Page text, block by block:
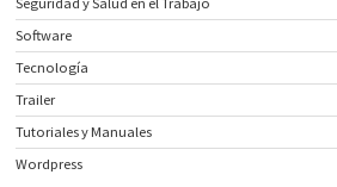
Software
Tecnología
Trailer
Tutoriales y Manuales
Wordpress